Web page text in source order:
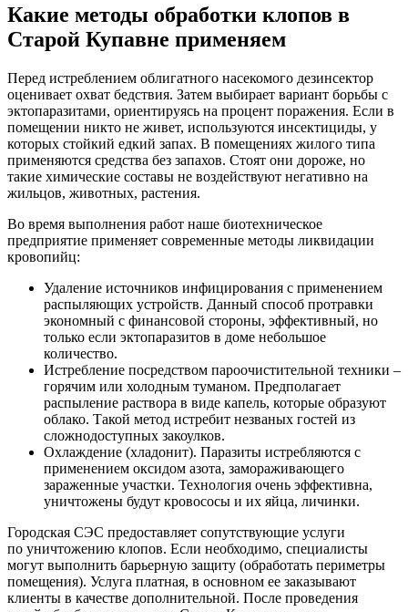
Какие методы обработки клопов в
Старой Купавне применяем
Перед истреблением облигатного насекомого дезинсектор
оценивает охват бедствия. Затем выбирает вариант борьбы с
эктопаразитами, ориентируясь на процент поражения. Если в
помещении никто не живет, используются инсектициды, у
которых стойкий едкий запах. В помещениях жилого типа
применяются средства без запахов. Стоят они дороже, но
такие химические составы не воздействуют негативно на
жильцов, животных, растения.
Во время выполнения работ наше биотехническое
предприятие применяет современные методы ликвидации
кровопийц:
Удаление источников инфицирования с применением
распыляющих устройств. Данный способ протравки
экономный с финансовой стороны, эффективный, но
только если эктопаразитов в доме небольшое
количество.
Истребление посредством пароочистительной техники –
горячим или холодным туманом. Предполагает
распыление раствора в виде капель, которые образуют
облако. Такой метод истребит незваных гостей из
сложнодоступных закоулков.
Охлаждение (хладонит). Паразиты истребляются с
применением оксидом азота, замораживающего
зараженные участки. Технология очень эффективна,
уничтожены будут кровососы и их яйца, личинки.
Городская СЭС предоставляет сопутствующие услуги
по уничтожению клопов. Если необходимо, специалисты
могут выполнить барьерную защиту (обработать периметры
помещения). Услуга платная, в основном ее заказывают
клиенты в качестве дополнительной. После проведения